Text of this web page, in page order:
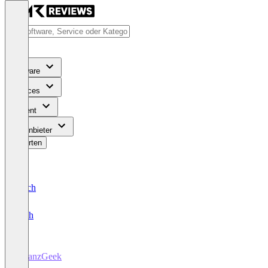
Software
Services
Content
Für Anbieter
Bewerten
Deutsch
English
FinanzGeek